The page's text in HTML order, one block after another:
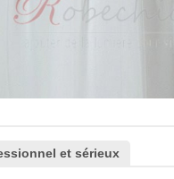
et sérieux